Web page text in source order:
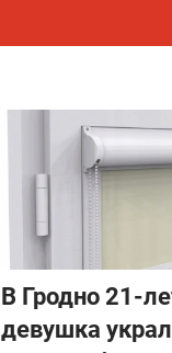
В Гродно 21-
девушка